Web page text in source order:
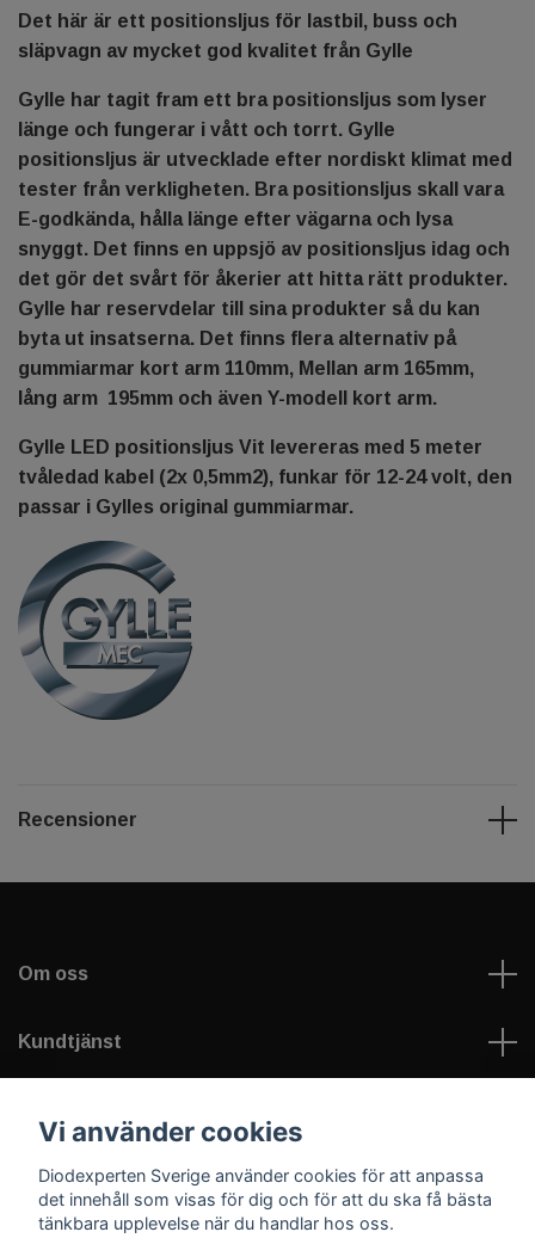
Det här är ett positionsljus för lastbil, buss och
släpvagn av mycket god kvalitet från Gylle
Gylle har tagit fram ett bra positionsljus som lyser
länge och fungerar i vått och torrt. Gylle
positionsljus är utvecklade efter nordiskt klimat med
tester från verkligheten. Bra positionsljus skall vara
E-godkända, hålla länge efter vägarna och lysa
snyggt. Det finns en uppsjö av positionsljus idag och
det gör det svårt för åkerier att hitta rätt produkter.
Gylle har reservdelar till sina produkter så du kan
byta ut insatserna. Det finns flera alternativ på
gummiarmar kort arm 110mm, Mellan arm 165mm,
lång arm 195mm och även Y-modell kort arm.
Gylle LED positionsljus Vit levereras med 5 meter
tvåledad kabel (2x 0,5mm2), funkar för 12-24 volt, den
passar i Gylles original gummiarmar.
Recensioner
Om oss
Kundtjänst
Sociala medier
Vi använder cookies
Diodexperten Sverige använder cookies för att anpassa
det innehåll som visas för dig och för att du ska få bästa
tänkbara upplevelse när du handlar hos oss.